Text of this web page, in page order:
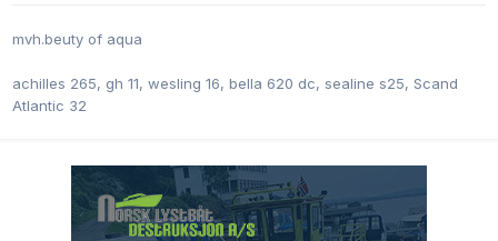
mvh.beuty of aqua
achilles 265, gh 11, wesling 16, bella 620 dc, sealine s25, Scand
Atlantic 32